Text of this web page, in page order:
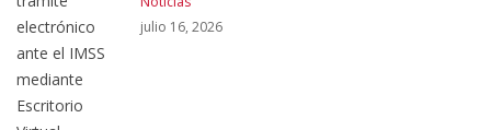
julio 16, 2026